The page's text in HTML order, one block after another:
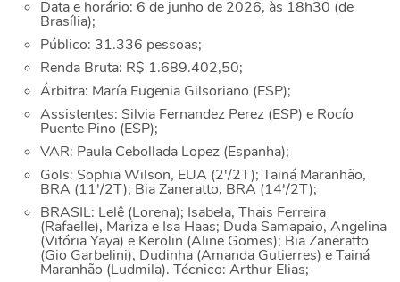
Data e horário: 6 de junho de 2026, às 18h30 (de
Brasília);
Público: 31.336 pessoas;
Renda Bruta: R$ 1.689.402,50;
Árbitra: María Eugenia Gilsoriano (ESP);
Assistentes: Silvia Fernandez Perez (ESP) e Rocío
Puente Pino (ESP);
VAR: Paula Cebollada Lopez (Espanha);
Gols: Sophia Wilson, EUA (2'/2T); Tainá Maranhão,
BRA (11'/2T); Bia Zaneratto, BRA (14'/2T);
BRASIL: Lelê (Lorena); Isabela, Thais Ferreira
(Rafaelle), Mariza e Isa Haas; Duda Samapaio, Angelina
(Vitória Yaya) e Kerolin (Aline Gomes); Bia Zaneratto
(Gio Garbelini), Dudinha (Amanda Gutierres) e Tainá
Maranhão (Ludmila). Técnico: Arthur Elias;